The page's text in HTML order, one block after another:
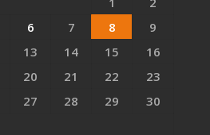
6 7 8
9
13 14 15
16
20 21 22
23
27 28 29
30